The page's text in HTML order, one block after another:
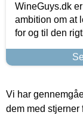
WineGuys.dk
ambition om at
for og til den
Vi har
dem med stjerner